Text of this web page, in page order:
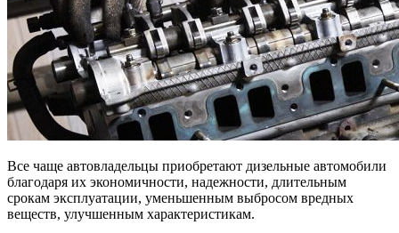
Все чаще автовладельцы приобретают дизельные автомобили
благодаря их экономичности, надежности, длительным
срокам эксплуатации, уменьшенным выбросом вредных
веществ, улучшенным характеристикам.